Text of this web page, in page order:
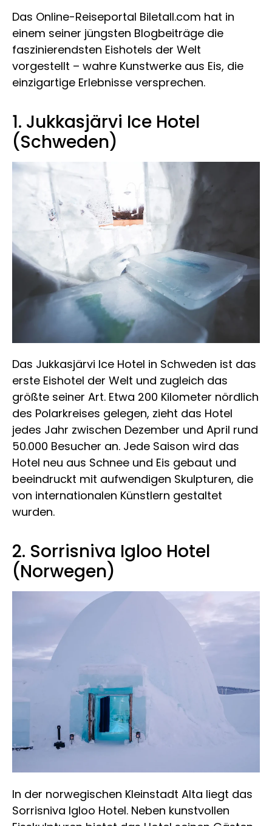
Das Online-Reiseportal Biletall.com hat in
einem seiner jüngsten Blogbeiträge die
faszinierendsten Eishotels der Welt
vorgestellt – wahre Kunstwerke aus Eis, die
einzigartige Erlebnisse versprechen.
1. Jukkasjärvi Ice Hotel
(Schweden)
Das Jukkasjärvi Ice Hotel in Schweden ist das
erste Eishotel der Welt und zugleich das
größte seiner Art. Etwa 200 Kilometer nördlich
des Polarkreises gelegen, zieht das Hotel
jedes Jahr zwischen Dezember und April rund
50.000 Besucher an. Jede Saison wird das
Hotel neu aus Schnee und Eis gebaut und
beeindruckt mit aufwendigen Skulpturen, die
von internationalen Künstlern gestaltet
wurden.
2. Sorrisniva Igloo Hotel
(Norwegen)
In der norwegischen Kleinstadt Alta liegt das
Sorrisniva Igloo Hotel. Neben kunstvollen